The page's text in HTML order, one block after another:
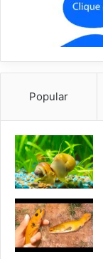
Popular